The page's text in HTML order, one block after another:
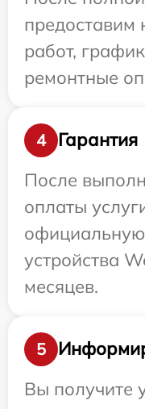
предоставим
работ,
ремонтные
4
Гарантия
После
оплаты
устройства
месяцев.
5
Вы получите